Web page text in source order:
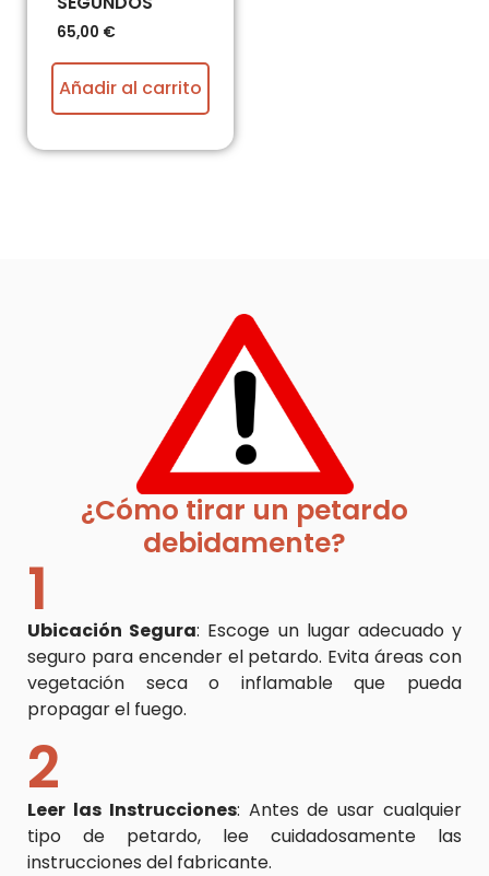
65,00 €
Añadir al carrito
¿Cómo tirar un petardo
debidamente?
1
Ubicación Segura: Escoge un lugar adecuado y
seguro para encender el petardo. Evita áreas con
vegetación seca o inflamable que pueda
propagar el fuego.
2
Leer las Instrucciones: Antes de usar cualquier
tipo de petardo, lee cuidadosamente las
instrucciones del fabricante.